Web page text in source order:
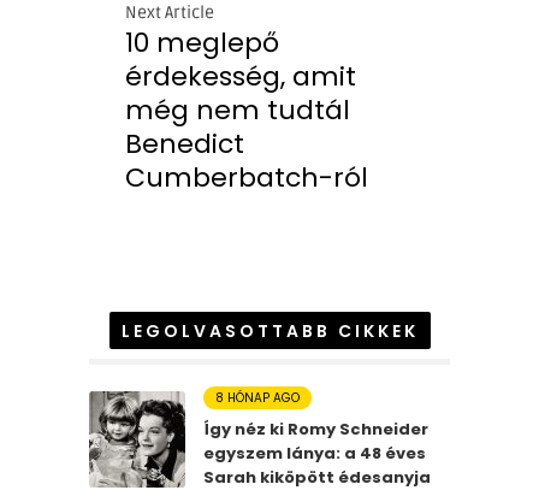
Next Article
10 meglepő
érdekesség, amit
még nem tudtál
Benedict
Cumberbatch-ról
LEGOLVASOTTABB CIKKEK
8 HÓNAP AGO
Így néz ki Romy Schneider
egyszem lánya: a 48 éves
Sarah kiköpött édesanyja